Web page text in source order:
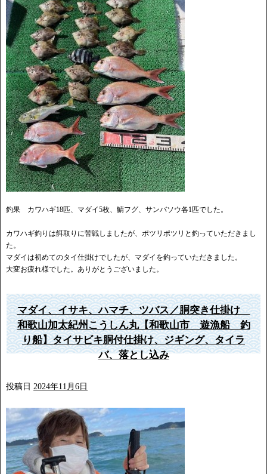
釣果 カワハギ18匹、マダイ5枚、鯖フグ、サンバソウ各1匹でした。
カワハギ釣りは餌取りに苦戦しましたが、ポツリポツリと釣っていただきまし
た。
マダイは初めてのタイ仕掛けでしたが、マダイを釣っていただきました。
大変お疲れ様でした。ありがとうございました。
マダイ、イサキ、ハマチ、ツバス／胴突き仕掛け
和歌山加太紀州こうしん丸【和歌山市 遊漁船 釣
り船】タイサビキ胴付仕掛け、ジギング、タイラ
バ、落とし込み
投稿日 2024年11月6日